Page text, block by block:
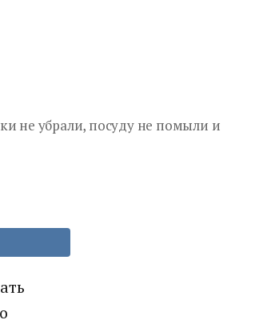
не убрали, посуду не помыли и